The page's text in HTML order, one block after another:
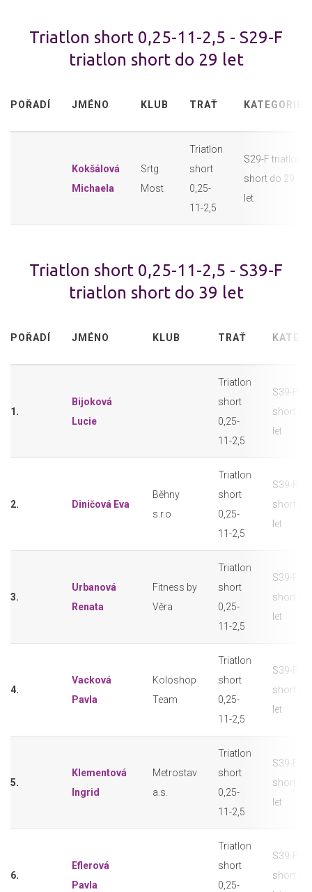
Triatlon short 0,25-11-2,5 - S29-F
triatlon short do 29 let
POŘADÍ JMÉNO KLUB TRAŤ KATEGORIE
Kokšálová
Michaela
Srtg
Most
Triatlon
short
0,25-
11-2,5
S29-F triatlon
short do 29
let
Triatlon short 0,25-11-2,5 - S39-F
triatlon short do 39 let
POŘADÍ JMÉNO KLUB TRAŤ
1.
Bijoková
Lucie
Triatlon
short
0,25-
11-2,5
S39-F
short do
let
2. Diničová Eva
Běhny
s.r.o
Triatlon
short
0,25-
11-2,5
S39-F
short do
let
3.
Urbanová
Renata
Fitness by
Věra
Triatlon
short
0,25-
11-2,5
S39-F
short do
let
4.
Vacková
Pavla
Koloshop
Team
Triatlon
short
0,25-
11-2,5
S39-F
short do
let
5.
Klementová
Ingrid
Metrostav
a.s.
Triatlon
short
0,25-
11-2,5
S39-F
short do
let
6.
Eflerová
Pavla
Triatlon
short
0,25-
S39-F
short do